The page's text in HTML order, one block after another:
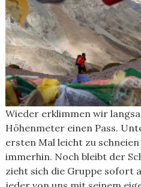
Wieder erklimmen wir
Höhenmeter einen Pass.
ersten Mal leicht zu
immerhin. Noch bleibt der
zieht sich die Gruppe sofort